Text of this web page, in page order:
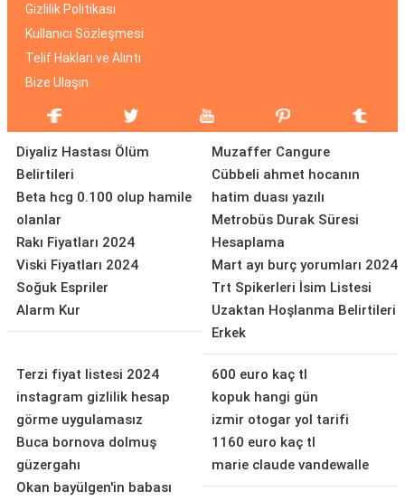
Gizlilik Politikası
Kullanıcı Sözleşmesi
Telif Hakları ve Alıntı
Bize Ulaşın
Diyaliz Hastası Ölüm
Belirtileri
Beta hcg 0.100 olup hamile
olanlar
Rakı Fiyatları 2024
Viski Fiyatları 2024
Soğuk Espriler
Alarm Kur
Muzaffer Cangure
Cübbeli ahmet hocanın
hatim duası yazılı
Metrobüs Durak Süresi
Hesaplama
Mart ayı burç yorumları 2024
Trt Spikerleri İsim Listesi
Uzaktan Hoşlanma Belirtileri
Erkek
Terzi fiyat listesi 2024
instagram gizlilik hesap
görme uygulamasız
Buca bornova dolmuş
güzergahı
Okan bayülgen'in babası
600 euro kaç tl
kopuk hangi gün
izmir otogar yol tarifi
1160 euro kaç tl
marie claude vandewalle